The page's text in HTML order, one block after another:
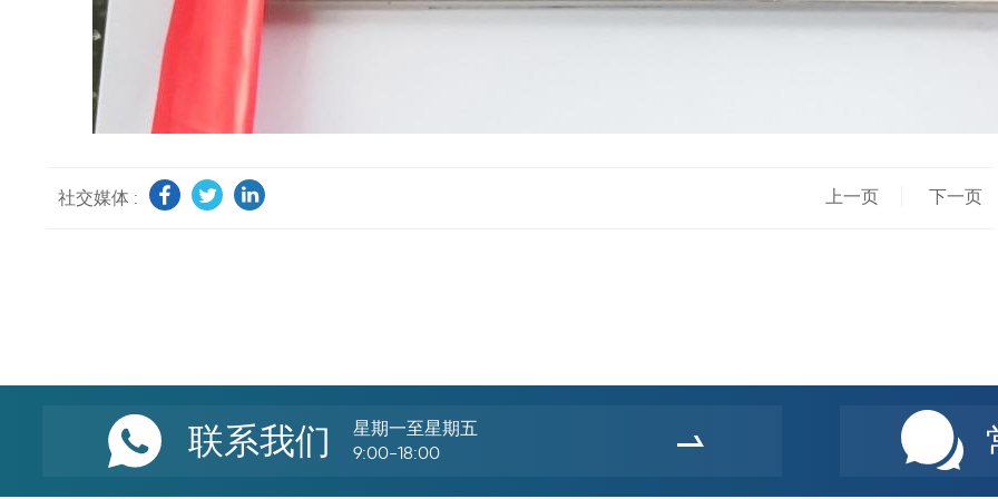
社交媒体 : 上一页 下一页
联系我们
星期一至星期五
9:00-18:00